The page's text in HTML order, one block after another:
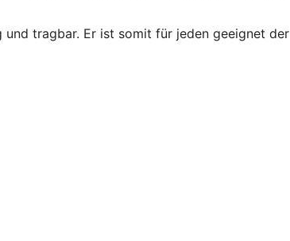
tragbar. Er ist somit für jeden geeignet der